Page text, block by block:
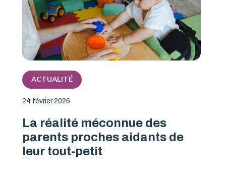
ACTUALITÉ
24 février 2026
La réalité méconnue des
parents proches aidants de
leur tout-petit